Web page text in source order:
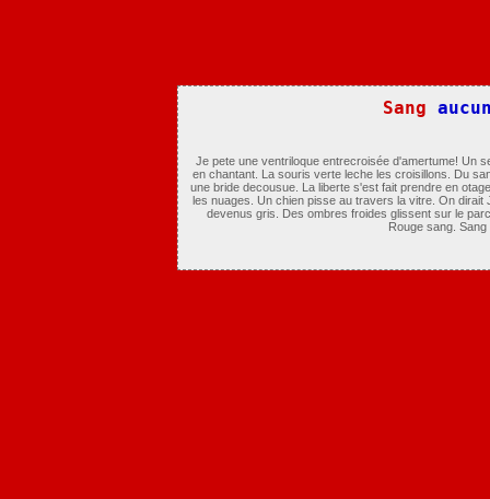
Sang
Je pete une ventriloque entrecroisée d'amertume! Un
en chantant. La souris verte leche les croisillons. Du
une bride decousue. La liberte s'est fait prendre en
les nuages. Un chien pisse au travers la vitre. On
devenus gris. Des ombres froides glissent sur le
Rouge sang.